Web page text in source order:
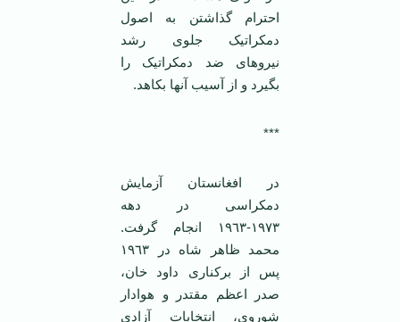
احترام گذاشتن به اصول
دمکراتیک جلوی رشد
نیروهای ضد دمکراتیک را
بگیرد و از آسیب آنها بکاهد.
***
در افغانستان آزمایش
دمکراسی در دهه
١٩٧٣-١٩٦٣ انجام گرفت.
محمد ظاهر شاه در ١٩٦٣
پس از برکناری داود خان،
صدر اعظم مقتدر و هوادار
شوروی، انتخابات آزادی